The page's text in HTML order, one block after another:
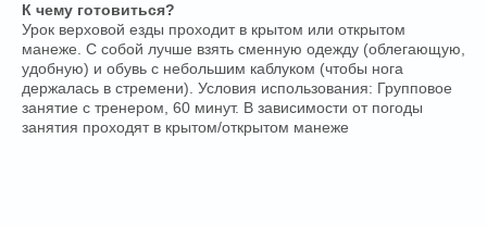
К чему готовиться?
Урок верховой езды проходит в крытом или открытом
манеже. С собой лучше взять сменную одежду (облегающую,
удобную) и обувь с небольшим каблуком (чтобы нога
держалась в стремени). Условия использования: Групповое
занятие с тренером, 60 минут. В зависимости от погоды
занятия проходят в крытом/открытом манеже